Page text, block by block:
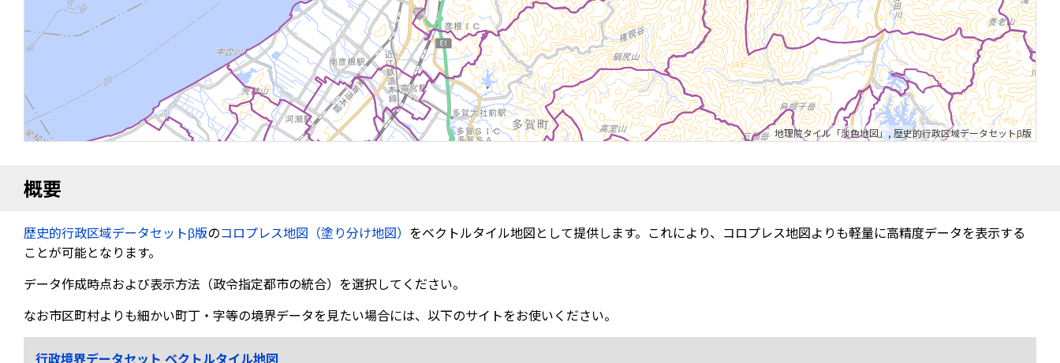
地理院タイル「淡色地図」, 歴史的行政区域データセットβ版
概要
歴史的行政区域データセットβ版のコロプレス地図（塗り分け地図） をベクトルタイル地図として提供します。これにより、コロプレス地図よりも軽量に高精度データを表示する
ことが可能となります。
データ作成時点および表示方法（政令指定都市の統合）を選択してください。
なお市区町村よりも細かい町丁・字等の境界データを見たい場合には、以下のサイトをお使いください。
行政境界データセット ベクトルタイル地図